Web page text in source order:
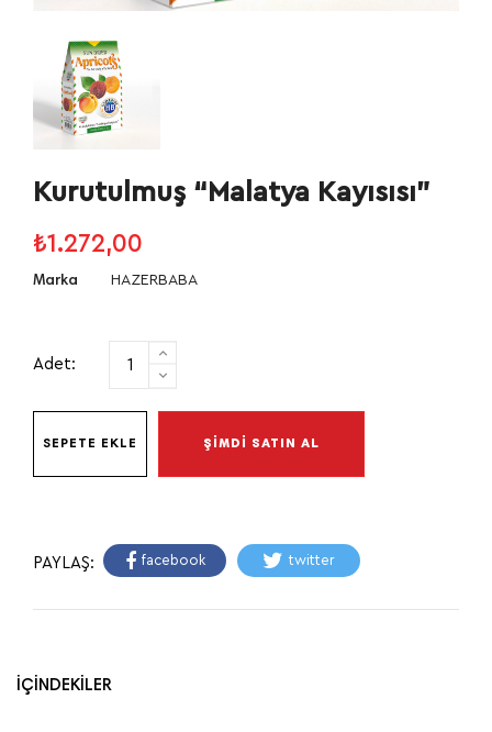
Kurutulmuş “Malatya Kayısısı”
₺1.272,00
Marka HAZERBABA
Adet:
SEPETE EKLE ŞİMDİ SATIN AL
PAYLAŞ: facebook twitter
İÇİNDEKİLER